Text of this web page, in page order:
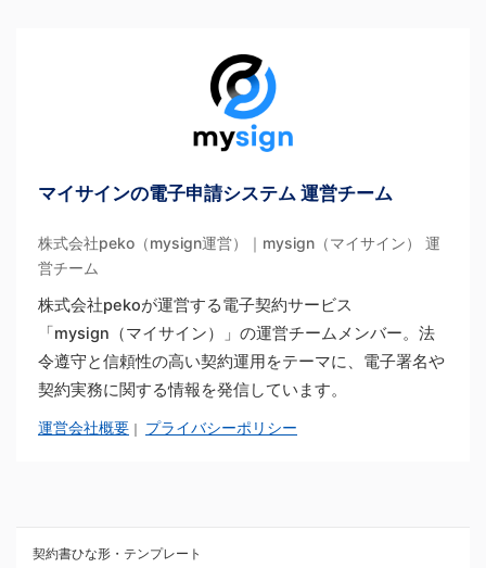
マイサインの電子申請システム 運営チーム
株式会社peko（mysign運営）｜mysign（マイサイン） 運
営チーム
株式会社pekoが運営する電子契約サービス
「mysign（マイサイン）」の運営チームメンバー。法
令遵守と信頼性の高い契約運用をテーマに、電子署名や
契約実務に関する情報を発信しています。
運営会社概要 ｜ プライバシーポリシー
契約書ひな形・テンプレート